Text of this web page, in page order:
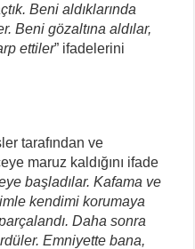
Beni aldıklarında
Beni gözaltına aldılar,
ettiler” ifadelerini
tarafından ve
maruz kaldığını ifade
başladılar. Kafama ve
kendimi korumaya
Daha sonra
Emniyette bana,